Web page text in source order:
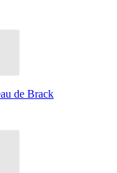
de Brack